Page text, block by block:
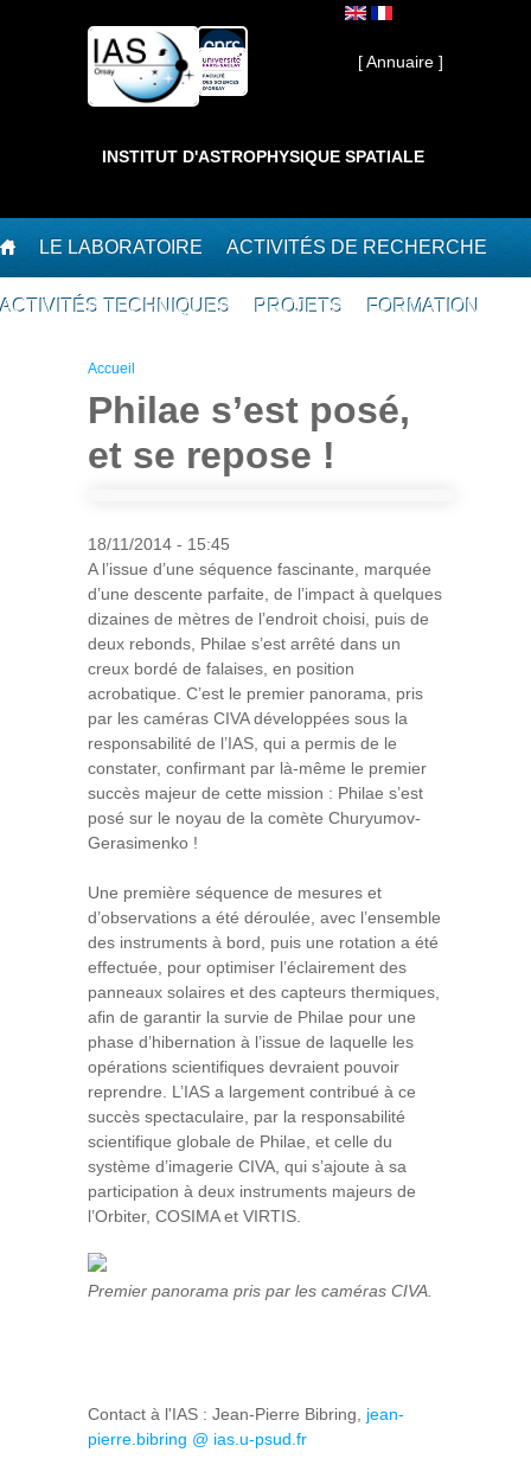
Interne ]
[ Annuaire ]
INSTITUT D'ASTROPHYSIQUE SPATIALE
LE LABORATOIRE ACTIVITÉS DE RECHERCHE
ACTIVITÉS TECHNIQUES PROJETS FORMATION
Vous êtes ici
Accueil
Philae s’est posé,
et se repose !
18/11/2014 - 15:45
A l’issue d’une séquence fascinante, marquée
d’une descente parfaite, de l’impact à quelques
dizaines de mètres de l’endroit choisi, puis de
deux rebonds, Philae s’est arrêté dans un
creux bordé de falaises, en position
acrobatique. C’est le premier panorama, pris
par les caméras CIVA développées sous la
responsabilité de l’IAS, qui a permis de le
constater, confirmant par là-même le premier
succès majeur de cette mission : Philae s’est
posé sur le noyau de la comète Churyumov-
Gerasimenko !
Une première séquence de mesures et
d’observations a été déroulée, avec l’ensemble
des instruments à bord, puis une rotation a été
effectuée, pour optimiser l’éclairement des
panneaux solaires et des capteurs thermiques,
afin de garantir la survie de Philae pour une
phase d’hibernation à l’issue de laquelle les
opérations scientifiques devraient pouvoir
reprendre. L’IAS a largement contribué à ce
succès spectaculaire, par la responsabilité
scientifique globale de Philae, et celle du
système d’imagerie CIVA, qui s’ajoute à sa
participation à deux instruments majeurs de
l’Orbiter, COSIMA et VIRTIS.
Premier panorama pris par les caméras CIVA.
Contact à l'IAS : Jean-Pierre Bibring, jean-
pierre.bibring @ ias.u-psud.fr